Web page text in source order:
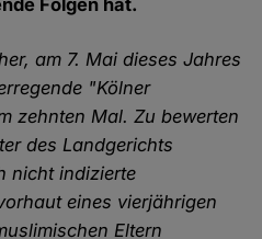
Folgen hat.
am 7. Mai dieses Jahres
"Kölner
zehnten Mal. Zu bewerten
des Landgerichts
nicht indizierte
eines vierjährigen
Eltern